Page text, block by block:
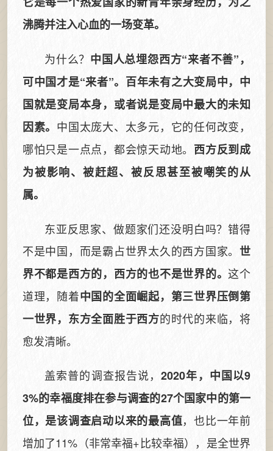
沸腾并注入心血的一场变革。
为什么？ 中国人总埋怨西方“来者不善”，
可中国才是“来者”。百年未有之大变局中，中
国就是变局本身，或者说是变局中最大的未知
因素。 中国太庞大、太多元，它的任何改变，
哪怕只是一点点，都会惊天动地。 西方反到成
为被影响、被赶超、被反思甚至被嘲笑的从
属。
东亚反思家、做题家们还没明白吗？错得
不是中国，而是霸占世界太久的西方国家。 世
界不都是西方的，西方的也不是世界的。这个
道理，随着中国的全面崛起，第三世界压倒第
一世界，东方全面胜于西方的时代的来临，将
愈发清晰。
盖索普的调查报告说，2020年，中国以9
3%的幸福度排在参与调查的27个国家中的第一
位，是该调查启动以来的最高值，也比一年前
增加了11%（非常幸福+比较幸福），是全世界